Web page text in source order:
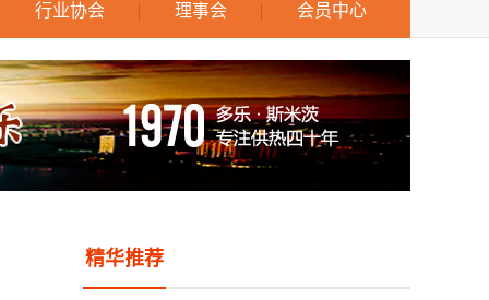
行业协会 理事会 会员中心
精华推荐